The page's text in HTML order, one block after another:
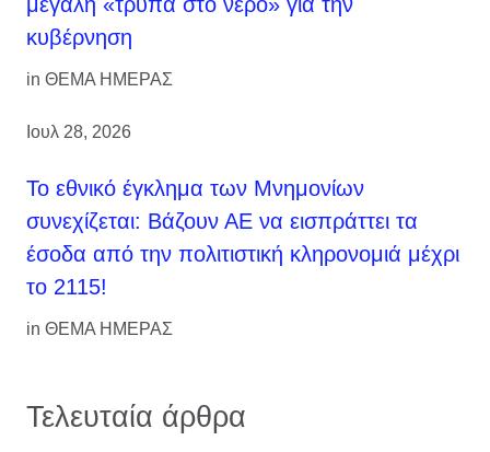
μεγάλη «τρύπα στο νερό» για την
κυβέρνηση
in ΘΕΜΑ ΗΜΕΡΑΣ
Ιουλ 28, 2026
Το εθνικό έγκλημα των Μνημονίων
συνεχίζεται: Βάζουν ΑΕ να εισπράττει τα
έσοδα από την πολιτιστική κληρονομιά μέχρι
το 2115!
in ΘΕΜΑ ΗΜΕΡΑΣ
Τελευταία άρθρα